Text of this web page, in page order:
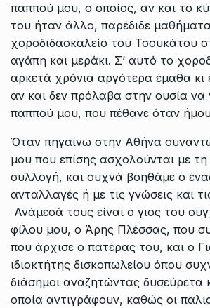
παππού μου, ο οποίος, αν και το
του ήταν άλλο, παρέδιδε
χοροδιδασκαλείο του Τσουκάτου
αγάπη και μεράκι. Σ’ αυτό το
αρκετά χρόνια αργότερα έμαθα
αν και δεν πρόλαβα στην ουσία
παππού μου, που πέθανε όταν
Όταν πηγαίνω στην Αθήνα
μου που επίσης ασχολούνται με τη
συλλογή, και συχνά βοηθάμε ο
ανταλλαγές ή με τις γνώσεις και
Ανάμεσά τους είναι ο γιος του
φίλου μου, ο Άρης Πλέσσας, που
που άρχισε ο πατέρας του, και ο
ιδιοκτήτης δισκοπωλείου όπου
διάσημοι αναζητώντας δυσεύρετα
οποία αντιγράφουν, καθώς οι